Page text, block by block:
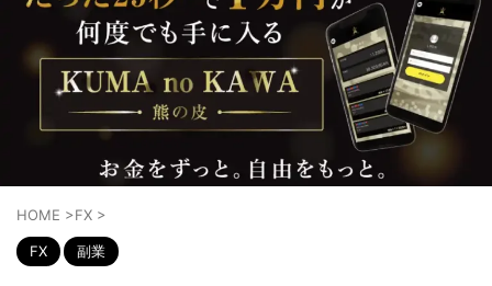
HOME >FX >
FX 副業